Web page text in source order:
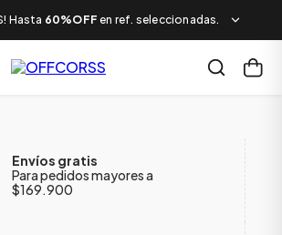
Hasta 60%OFF en ref. seleccionadas.
Envíos gratis
Para pedidos mayores a
$169.900